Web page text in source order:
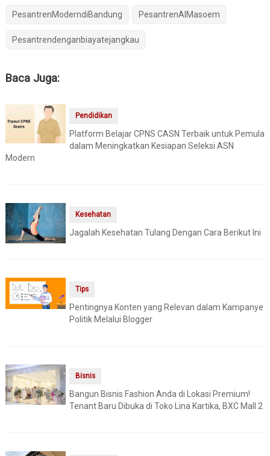
PesantrenModerndiBandung PesantrenAlMasoem
Pesantrendenganbiayatejangkau
Baca Juga:
Pendidikan
Platform Belajar CPNS CASN Terbaik untuk Pemula
dalam Meningkatkan Kesiapan Seleksi ASN
Modern
Kesehatan
Jagalah Kesehatan Tulang Dengan Cara Berikut Ini
Tips
Pentingnya Konten yang Relevan dalam Kampanye
Politik Melalui Blogger
Bisnis
Bangun Bisnis Fashion Anda di Lokasi Premium!
Tenant Baru Dibuka di Toko Lina Kartika, BXC Mall 2